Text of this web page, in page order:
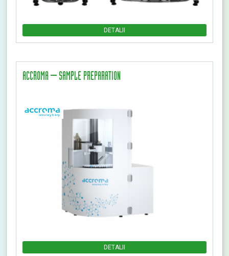
DETALII
ACCROMA – SAMPLE PREPARATION
DETALII